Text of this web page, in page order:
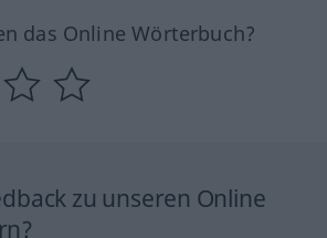
das Online Wörterbuch?
zu unseren Online